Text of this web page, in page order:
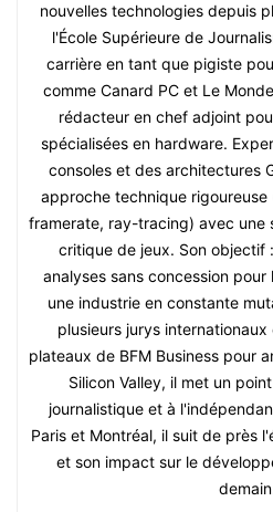
nouvelles technologies depuis
l'École Supérieure de
carrière en tant que pigiste
comme Canard PC et Le
rédacteur en chef adjoint
spécialisées en hardware.
consoles et des architectures
approche technique
framerate, ray-tracing) avec une
critique de jeux. Son objectif
analyses sans concession
une industrie en constante
plusieurs jurys
plateaux de BFM Business pour
Silicon Valley, il met un
journalistique et à
Paris et Montréal, il suit de près
et son impact sur le